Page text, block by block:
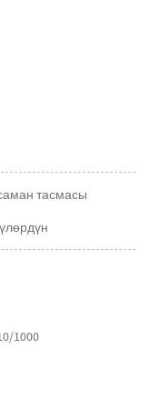
тасмасы
1000